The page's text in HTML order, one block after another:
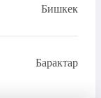
Бишкек
Барактар